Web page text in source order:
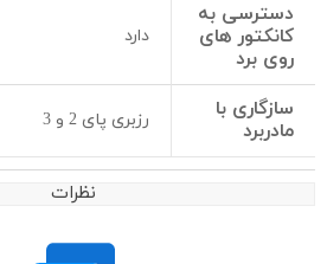
دسترسی به
کانکتور های
روی برد
دارد
سازگاری با
مادربرد
رزبری پای 2 و 3
نظرات